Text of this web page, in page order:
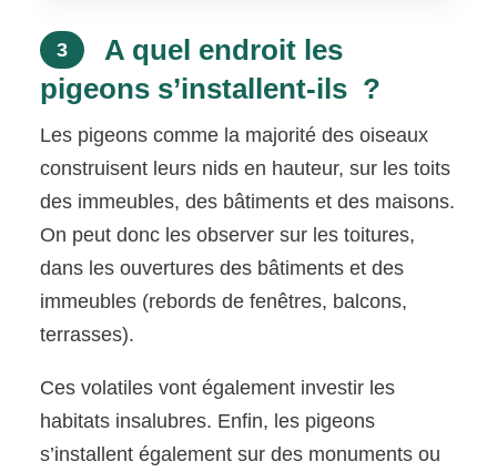
3
A quel endroit les
pigeons s’installent-ils ?
Les pigeons comme la majorité des oiseaux
construisent leurs nids en hauteur, sur les toits
des immeubles, des bâtiments et des maisons.
On peut donc les observer sur les toitures,
dans les ouvertures des bâtiments et des
immeubles (rebords de fenêtres, balcons,
terrasses).
Ces volatiles vont également investir les
habitats insalubres. Enfin, les pigeons
s’installent également sur des monuments ou